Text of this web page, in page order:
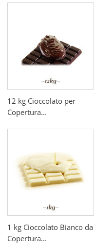
12 kg Cioccolato per
Copertura...
1 kg Cioccolato Bianco da
Copertura...